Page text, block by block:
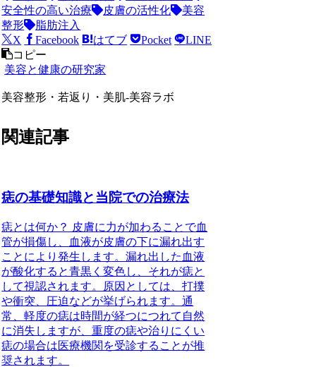
安全性の高い治療
皮膚の活性化
美容
整形
脂肪注入
X
Facebook はてブ Pocket
LINE
コピー
美容と健康の研究家
美容整形・若返り・美肌-美容ラボ
関連記事
痣の基礎知識と当院での治療法
痣とは何か？ 皮膚に力が加わることで血
管が損傷し、血液が皮膚の下に漏れ出す
ことにより発生します。漏れ出した血液
が酸化すると青黒く変色し、それが痣と
して視認されます。原因としては、打撲
や衝突、圧迫などが挙げられます。通
常、軽度の痣は時間が経つにつれて自然
に消失しますが、重度の痣や治りにくい
痣の場合は医療機関を受診することが推
奨されます。